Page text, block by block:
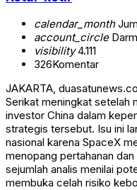
calendar_month
account_circle
visibility4.111
326Komentar
JAKARTA,
Serikat meningkat setelah
investor China dalam
strategis tersebut. Isu ini
nasional karena SpaceX
menopang pertahanan dan
sejumlah analis menilai
membuka celah risiko